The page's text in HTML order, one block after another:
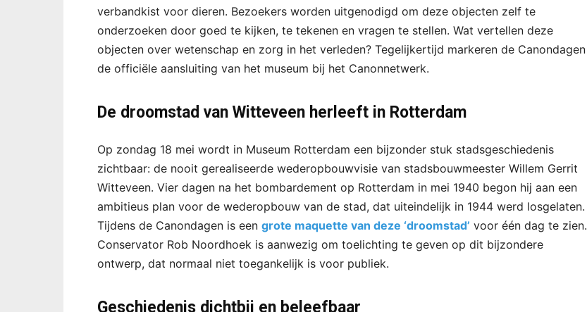
verbandkist voor dieren. Bezoekers worden uitgenodigd om deze objecten zelf te
onderzoeken door goed te kijken, te tekenen en vragen te stellen. Wat vertellen deze
objecten over wetenschap en zorg in het verleden? Tegelijkertijd markeren de Canondagen
de officiële aansluiting van het museum bij het Canonnetwerk.
De droomstad van Witteveen herleeft in Rotterdam
Op zondag 18 mei wordt in Museum Rotterdam een bijzonder stuk stadsgeschiedenis
zichtbaar: de nooit gerealiseerde wederopbouwvisie van stadsbouwmeester Willem Gerrit
Witteveen. Vier dagen na het bombardement op Rotterdam in mei 1940 begon hij aan een
ambitieus plan voor de wederopbouw van de stad, dat uiteindelijk in 1944 werd losgelaten.
Tijdens de Canondagen is een grote maquette van deze ‘droomstad’ voor één dag te zien.
Conservator Rob Noordhoek is aanwezig om toelichting te geven op dit bijzondere
ontwerp, dat normaal niet toegankelijk is voor publiek.
Geschiedenis dichtbij en beleefbaar